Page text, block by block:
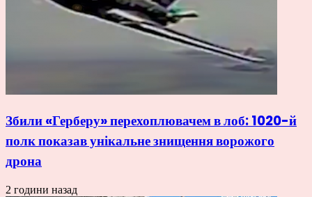
Збили «Герберу» перехоплювачем в лоб: 1020-й
полк показав унікальне знищення ворожого
дрона
2 години назад